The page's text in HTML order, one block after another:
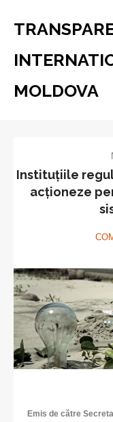
MOLDOVA
Instituțiile
acționeze
Emis de către